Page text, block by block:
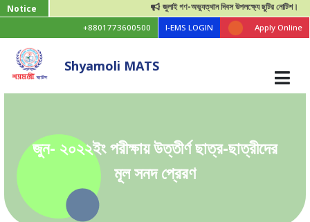
Notice জুলাই গণ-অভ্যুত্থান দিবস উপলক্ষ্যে ছুটির নোটিশ।
+8801773600500 I-EMS LOGIN Apply Online
Shyamoli MATS
জুন- ২০২২ইং পরীক্ষায় উত্তীর্ণ ছাত্র-ছাত্রীদের
মূল সনদ প্রেরণ